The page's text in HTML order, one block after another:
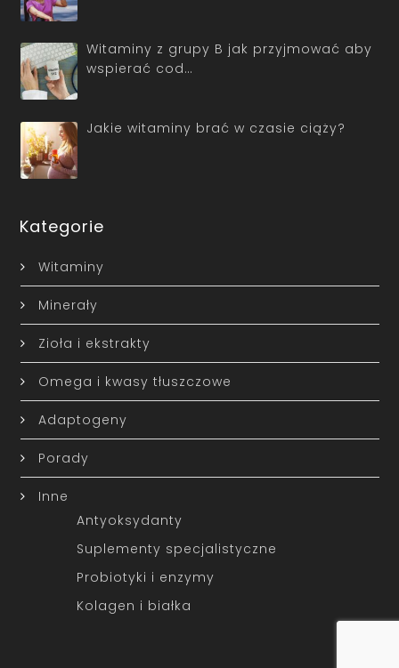
Witaminy z grupy B jak przyjmować aby
wspierać cod…
Jakie witaminy brać w czasie ciąży?
Kategorie
Witaminy
Minerały
Zioła i ekstrakty
Omega i kwasy tłuszczowe
Adaptogeny
Porady
Inne
Antyoksydanty
Suplementy specjalistyczne
Probiotyki i enzymy
Kolagen i białka